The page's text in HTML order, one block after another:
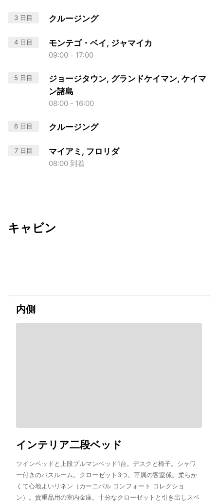
3 日目 クルージング
4 日目 モンテゴ・ベイ, ジャマイカ
09:00 - 17:00
5 日目
ジョージタウン, グランドケイマン, ケイマ
ン諸島
08:00 - 16:00
6 日目 クルージング
7 日目 マイアミ, フロリダ
08:00 到着
キャビン
内側
インテリア二段ベッド
ツインベッドと上段プルマンベッド1台。デスクと椅子。シャワ
ー付きのバスルーム。クローゼット3つ。専属の客室係。柔らか
くて心地よいリネン（カーニバル コンフォート コレクショ
ン）。貴重品用の室内金庫。十分なクローゼットと引き出しスペ